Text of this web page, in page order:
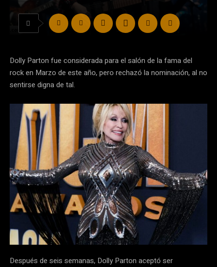
Dolly Parton fue considerada para el salón de la fama del
rock en Marzo de este año, pero rechazó la nominación, al no
sentirse digna de tal.
Después de seis semanas, Dolly Parton aceptó ser